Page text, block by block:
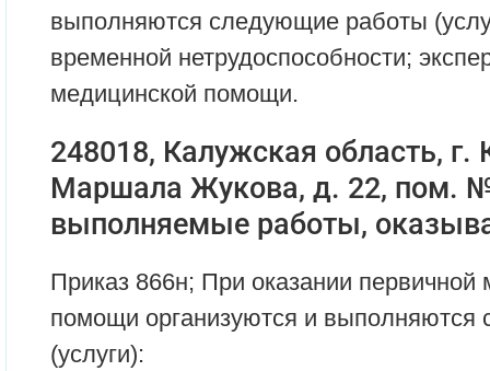
выполняются следующие работы
временной нетрудоспособности;
медицинской помощи.
248018, Калужская область, г.
Маршала Жукова, д. 22, пом.
выполняемые работы,
Приказ 866н; При оказании первичной
помощи организуются и
(услуги):